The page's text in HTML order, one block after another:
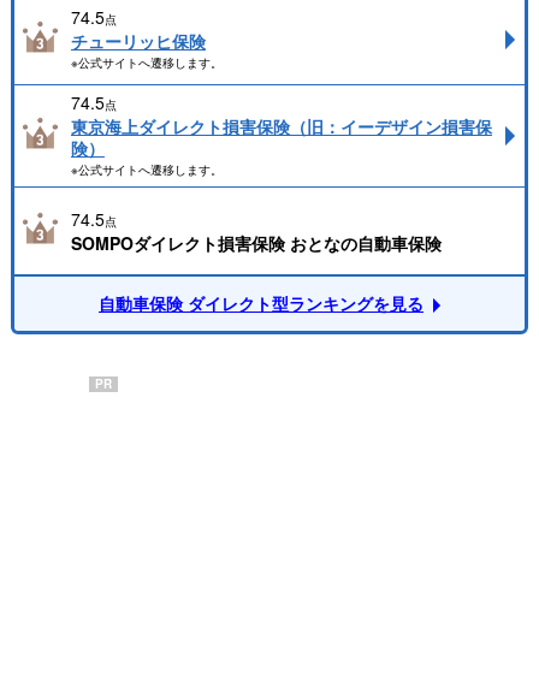
74.5点
チューリッヒ保険
※公式サイトへ遷移します。
74.5点
東京海上ダイレクト損害保険（旧：イーデザイン損害保
険）
※公式サイトへ遷移します。
74.5点
SOMPOダイレクト損害保険 おとなの自動車保険
自動車保険 ダイレクト型ランキングを見る
PR